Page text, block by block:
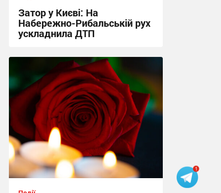
Затор у Києві: На
Набережно-Рибальській рух
ускладнила ДТП